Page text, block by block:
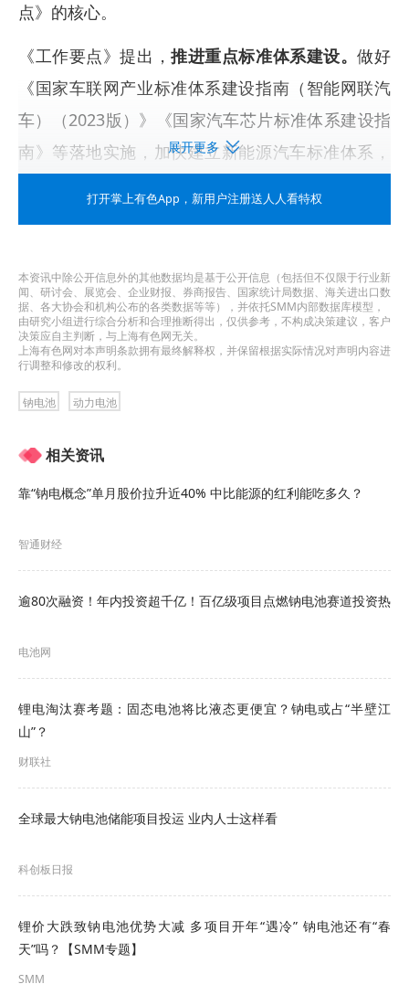
点》的核心。
《工作要点》提出，推进重点标准体系建设。做好
《国家车联网产业标准体系建设指南（智能网联汽
车）（2023版）》《国家汽车芯片标准体系建设指
南》等落地实施，加快建立新能源汽车标准体系，
部署前沿领域标准体系。聚焦前沿技术领域和新型
产业生态，围绕固态电池、电动汽车换电、车用人
工智能等新领域，前瞻研究相应标准子体系，支撑
新技术、新业态、新模式创新发展。
力电池安全要求以及电动汽车远程服务与管理等标
准制修订，强化电动汽车安全保障。开展动力电池
提升动力电池性能水平。
推进电动汽车减速器总
气喷射器等标准研制，规范关键部件产品技术要
求。加快发布实施大功率充电标准配套的控制导
引、通信协议以及电动汽车传导充电系统安全要求
要求等标准研制，支撑换电模式商业化发展。
2024年汽车标准化工作要点
全面贯彻党的二十大和中央经济工作会议精神，认
真落实政府工作报告和全国新型工业化推进大会任
展开更多
打开掌上有色App ，新用户注册送人人看特权
本资讯中除公开信息外的其他数据均是基于公开信息（包括但不仅限于行业新
闻、研讨会、展览会、企业财报、券商报告、国家统计局数据、海关进出口数
据、各大协会和机构公布的各类数据等等），并依托SMM内部数据库模型，
由研究小组进行综合分析和合理推断得出，仅供参考，不构成决策建议，客户
决策应自主判断，与上海有色网无关。
上海有色网对本声明条款拥有最终解释权，并保留根据实际情况对声明内容进
行调整和修改的权利。
钠电池 动力电池
相关资讯
靠“钠电概念”单月股价拉升近40% 中比能源的红利能吃多久？
智通财经
逾80次融资！年内投资超千亿！百亿级项目点燃钠电池赛道投资热
电池网
锂电淘汰赛考题：固态电池将比液态更便宜？钠电或占“半壁江
山”？
财联社
全球最大钠电池储能项目投运 业内人士这样看
科创板日报
锂价大跌致钠电池优势大减 多项目开年“遇冷” 钠电池还有“春
天”吗？【SMM专题】
SMM